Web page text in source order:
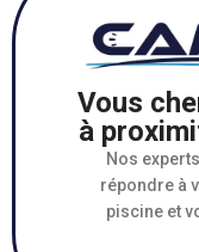
Vous
à
Nos
répondre à
piscine et